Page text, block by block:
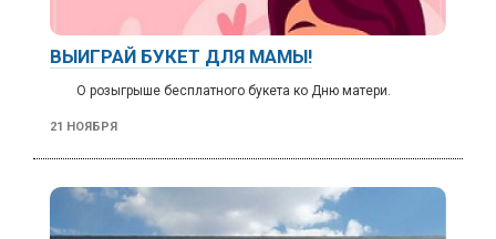
ВЫИГРАЙ БУКЕТ ДЛЯ МАМЫ!
О розыгрыше бесплатного букета ко Дню матери.
21 НОЯБРЯ